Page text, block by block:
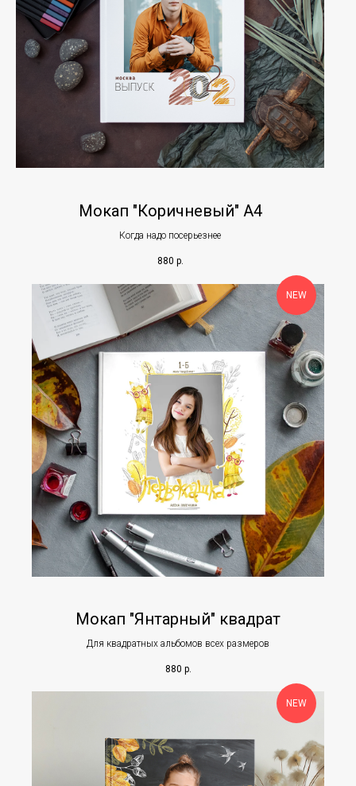
Мокап "Коричневый" А4
Когда надо посерьезнее
880 р.
NEW
Мокап "Янтарный" квадрат
Для квадратных альбомов всех размеров
880 р.
NEW